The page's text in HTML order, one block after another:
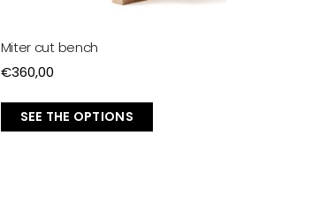
Miter cut bench
€360,00
SEE THE OPTIONS